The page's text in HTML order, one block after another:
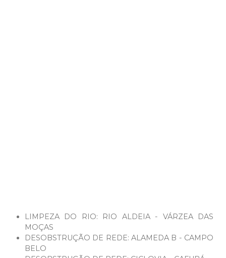
LIMPEZA DO RIO: RIO ALDEIA - VÁRZEA DAS
MOÇAS
DESOBSTRUÇÃO DE REDE: ALAMEDA B - CAMPO
BELO